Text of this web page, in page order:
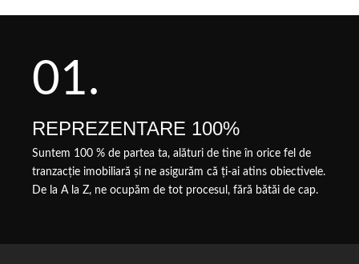
01.
REPREZENTARE 100%
Suntem 100 % de partea ta, alături de tine în orice fel de
tranzacție imobiliară și ne asigurăm că ți-ai atins obiectivele.
De la A la Z, ne ocupăm de tot procesul, fără bătăi de cap.